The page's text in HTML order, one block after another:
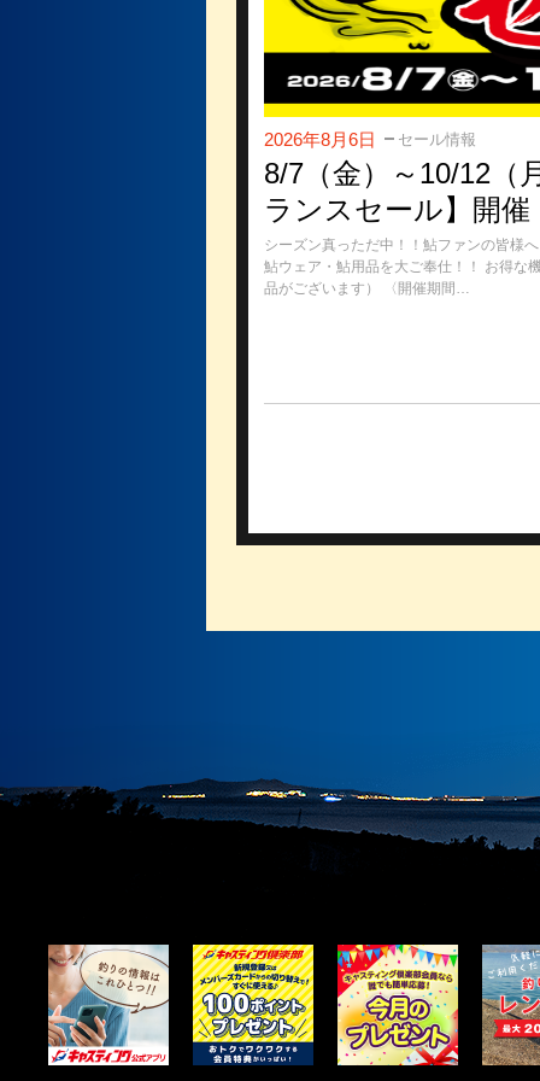
2026年8月6日 セール情報
8/7（金）～10/12（
ランスセール】開催
シーズン真っただ中！！鮎ファンの皆様
鮎ウェア・鮎用品を大ご奉仕！！ お得な
品がございます） 〈開催期間…